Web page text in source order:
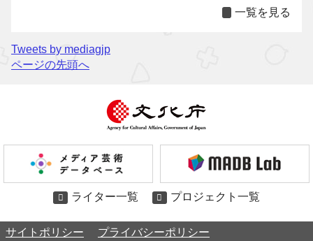
一覧を見る
Tweets by mediagjp
ページの先頭へ
ライター一覧 プロジェクト一覧
サイトポリシー プライバシーポリシー